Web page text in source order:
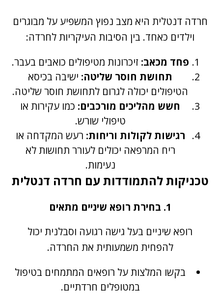
חרדה דנטלית היא מצב נפוץ המשפיע על מבוגרים
וילדים כאחד. בין הסיבות העיקריות לחרדה:
פחד מכאב: זיכרונות מטיפולים כואבים בעבר.
תחושת חוסר שליטה: ישיבה בכיסא
הטיפולים יכולה לגרום לתחושת חוסר שליטה.
חשש מהליכים מורכבים: כמו עקירות או
טיפולי שורש.
רגישות לקולות וריחות: רעש המקדחה או
ריח המרפאה יכולים לעורר תחושות לא
נעימות.
טכניקות להתמודדות עם חרדה דנטלית
1. בחירת רופא שיניים מתאים
רופא שיניים בעל גישה רגועה וסבלנית יכול
להפחית משמעותית את החרדה.
בקשו המלצות על רופאים המתמחים בטיפול
במטופלים חרדתיים.